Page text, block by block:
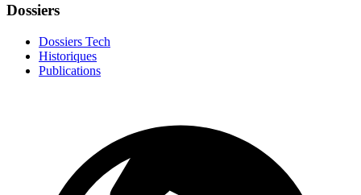
Dossiers
Dossiers Tech
Historiques
Publications